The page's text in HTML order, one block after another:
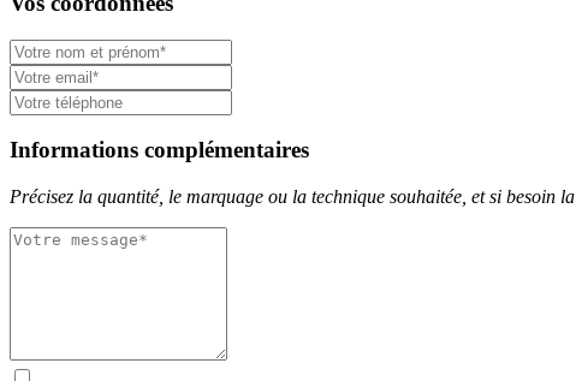
Informations complémentaires
Précisez la quantité, le marquage ou la technique souhaitée, et si besoin